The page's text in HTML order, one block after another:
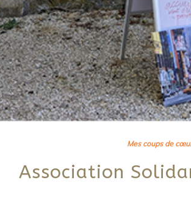
Mes coups de
Association